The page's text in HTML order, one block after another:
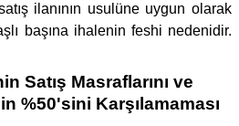
ilanının usulüne uygun olarak
başına ihalenin feshi nedenidir.
Satış Masraflarını ve
%50'sini Karşılamaması